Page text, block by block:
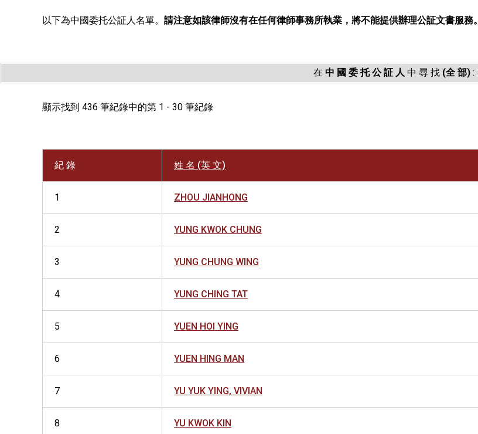
以下為中國委托公証人名單。 請注意如該律師沒有在任何律師事務所執業，將不能提供辦理公証文書服務。
在 中 國 委 托 公 証 人 中 尋 找 (全 部):
顯示找到 436 筆紀錄中的第 1 - 30 筆紀錄
紀 錄 姓 名 (英 文)
1 ZHOU JIANHONG
2 YUNG KWOK CHUNG
3 YUNG CHUNG WING
4 YUNG CHING TAT
5 YUEN HOI YING
6 YUEN HING MAN
7 YU YUK YING, VIVIAN
8 YU KWOK KIN